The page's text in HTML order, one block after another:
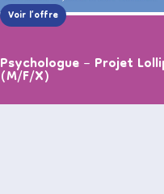
Voir l’offre
Psychologue – Projet
(M/F/X)